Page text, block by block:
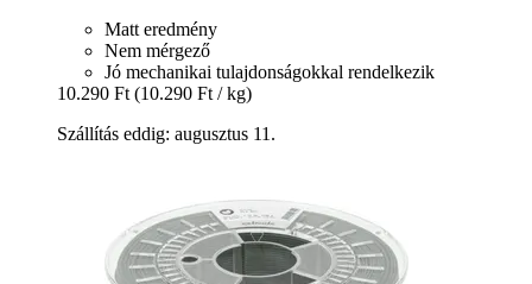
Matt eredmény
Nem mérgező
Jó mechanikai tulajdonságokkal rendelkezik
10.290 Ft (10.290 Ft / kg)
Szállítás eddig: augusztus 11.